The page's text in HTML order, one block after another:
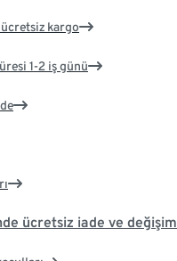
kargo
1-2 iş günü
ücretsiz iade ve değişim